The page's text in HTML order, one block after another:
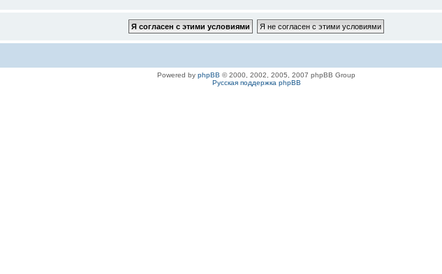
Powered by phpBB © 2000, 2002, 2005, 2007 phpBB Group
Русская поддержка phpBB